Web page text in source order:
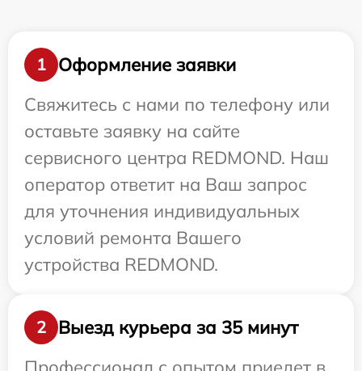
1
Оформление заявки
Свяжитесь с нами по телефону или
оставьте заявку на сайте
сервисного центра REDMOND. Наш
оператор ответит на Ваш запрос
для уточнения индивидуальных
условий ремонта Вашего
устройства REDMOND.
2
Выезд курьера за 35 минут